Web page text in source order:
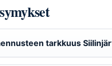
tarkkuus